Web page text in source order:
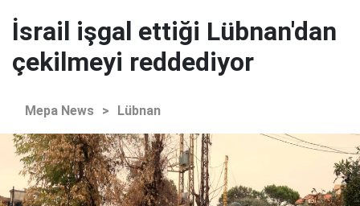
İsrail işgal ettiği Lübnan'dan
çekilmeyi reddediyor
Mepa News > Lübnan